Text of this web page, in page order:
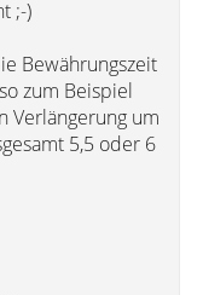
;-)
Bewährungszeit
zum Beispiel
Verlängerung um
5,5 oder 6